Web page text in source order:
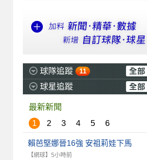
球隊追蹤 11
球星追蹤
最新新聞
1
2 3 4 5 6
賴芭堅娜晉16強 安祖莉娃下馬
【網球】 5小時前